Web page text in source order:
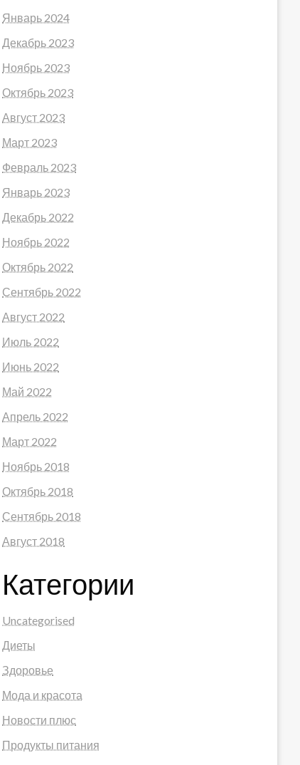
Январь 2024
Декабрь 2023
Ноябрь 2023
Октябрь 2023
Август 2023
Март 2023
Февраль 2023
Январь 2023
Декабрь 2022
Ноябрь 2022
Октябрь 2022
Сентябрь 2022
Август 2022
Июль 2022
Июнь 2022
Май 2022
Апрель 2022
Март 2022
Ноябрь 2018
Октябрь 2018
Сентябрь 2018
Август 2018
Категории
Uncategorised
Диеты
Здоровье
Мода и красота
Новости плюс
Продукты питания